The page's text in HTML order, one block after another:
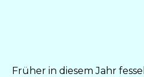
Früher in diesem Jahr